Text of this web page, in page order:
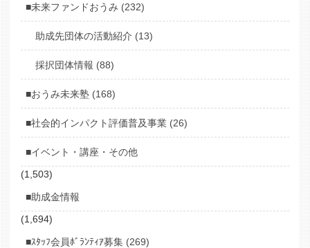
■未来ファンドおうみ (232)
助成先団体の活動紹介 (13)
採択団体情報 (88)
■おうみ未来塾 (168)
■社会的インパクト評価普及事業 (26)
■イベント・講座・その他
(1,503)
■助成金情報
(1,694)
■ｽﾀｯﾌ会員ﾎﾞﾗﾝﾃｨｱ募集 (269)